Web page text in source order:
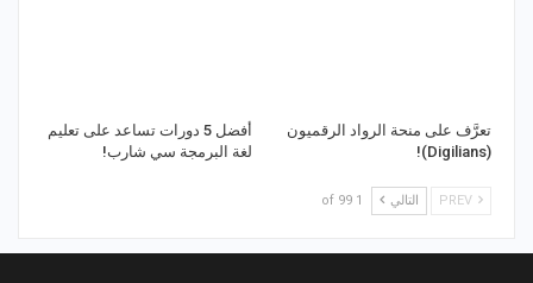
تعرَّف على منحة الرواد الرقميون
(Digilians)!
أفضل 5 دورات تساعد على تعليم
لغة البرمجة سي شارب!
التالي 1 of 99